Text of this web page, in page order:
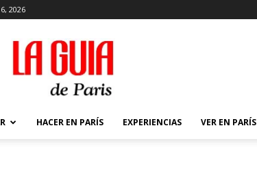
2026
La
Guía
de
París
HACER EN PARÍS EXPERIENCIAS VER EN PARÍS